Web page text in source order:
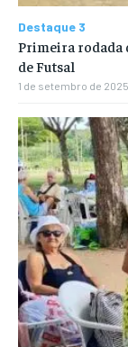
Destaque 3
Primeira rodada
de Futsal
1 de setembro de 2025